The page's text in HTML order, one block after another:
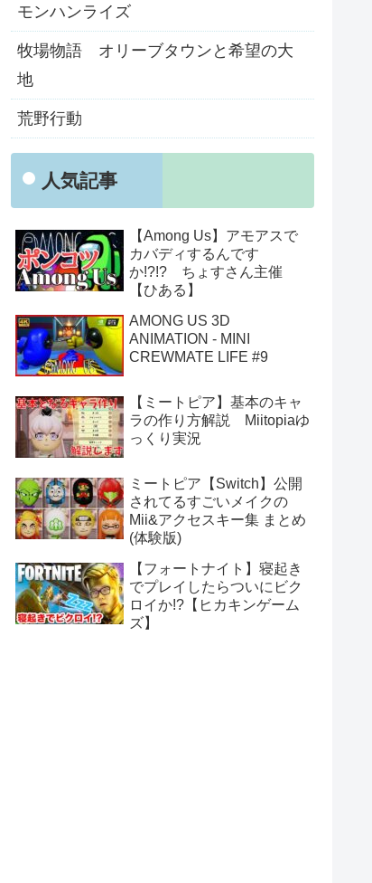
モンハンライズ
牧場物語 オリーブタウンと希望の大
地
荒野行動
人気記事
【Among Us】アモアスで
カバディするんです
か!?!? ちょすさん主催
【ひある】
AMONG US 3D
ANIMATION - MINI
CREWMATE LIFE #9
【ミートピア】基本のキャ
ラの作り方解説 Miitopiaゆ
っくり実況
ミートピア【Switch】公開
されてるすごいメイクの
Mii&アクセスキー集 まとめ
(体験版)
【フォートナイト】寝起き
でプレイしたらついにビク
ロイか!?【ヒカキンゲーム
ズ】